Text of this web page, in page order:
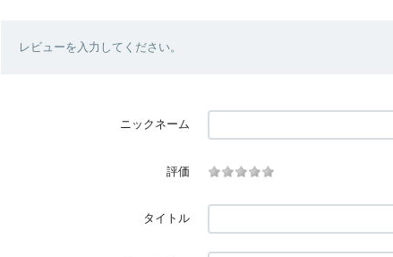
レビューを入力してください。
ニックネーム
評価
タイトル